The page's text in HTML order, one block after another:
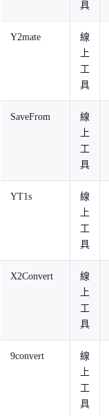
具
Y2mate
線
上
工
具
SaveFrom
線
上
工
具
YT1s
線
上
工
具
X2Convert
線
上
工
具
9convert
線
上
工
具